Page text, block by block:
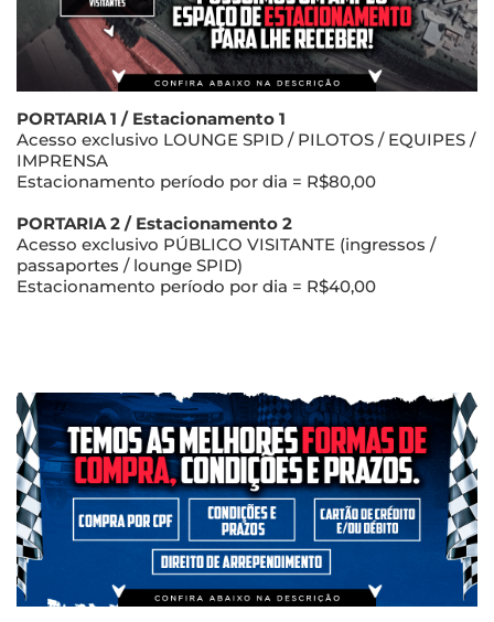
PORTARIA 1 / Estacionamento 1
Acesso exclusivo LOUNGE SPID / PILOTOS / EQUIPES /
IMPRENSA
Estacionamento período por dia = R$80,00
PORTARIA 2 / Estacionamento 2
Acesso exclusivo PÚBLICO VISITANTE (ingressos /
passaportes / lounge SPID)
Estacionamento período por dia = R$40,00